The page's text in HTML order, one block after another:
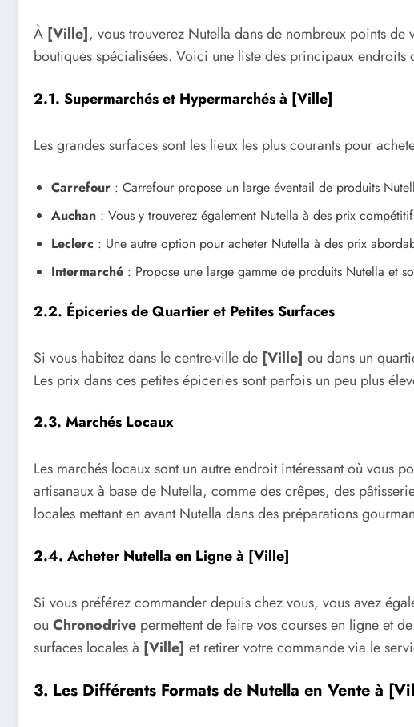
À [Ville], vous trouverez Nutella dans de nombreux points de
boutiques spécialisées. Voici une liste des principaux endroits
2.1. Supermarchés et Hypermarchés à [Ville]
Les grandes surfaces sont les lieux les plus courants pour
Carrefour : Carrefour propose un large éventail de produits
Auchan : Vous y trouverez également Nutella à des prix
Leclerc : Une autre option pour acheter Nutella à des prix
Intermarché : Propose une large gamme de produits Nutella et
2.2. Épiceries de Quartier et Petites Surfaces
Si vous habitez dans le centre-ville de [Ville] ou dans un
Les prix dans ces petites épiceries sont parfois un peu plus
2.3. Marchés Locaux
Les marchés locaux sont un autre endroit intéressant où vous
artisanaux à base de Nutella, comme des crêpes, des
locales mettant en avant Nutella dans des préparations
2.4. Acheter Nutella en Ligne à [Ville]
Si vous préférez commander depuis chez vous, vous avez
ou Chronodrive permettent de faire vos courses en ligne et
surfaces locales à [Ville] et retirer votre commande via le
3. Les Différents Formats de Nutella en Vente à